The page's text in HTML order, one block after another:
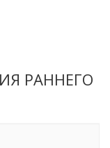
РАННЕГО